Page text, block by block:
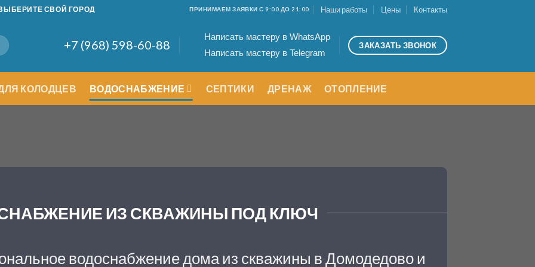
СВОЙ ГОРОД ПРИНИМАЕМ ЗАЯВКИ С 9:00 ДО 21:00 Наши работы Цены Контакты
+7 (968) 598-60-88
Написать мастеру в WhatsApp
Написать мастеру в Telegram
ЗАКАЗАТЬ ЗВОНОК
КОЛОДЦЕВ ВОДОСНАБЖЕНИЕ СЕПТИКИ ДРЕНАЖ ОТОПЛЕНИЕ
ИЗ СКВАЖИНЫ ПОД КЛЮЧ
водоснабжение дома из скважины в Домодедово и